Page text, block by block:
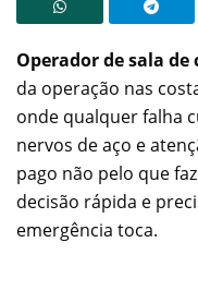
Operador de sala
da operação nas
onde qualquer falha
nervos de aço e
pago não pelo que
decisão rápida e
emergência toca.